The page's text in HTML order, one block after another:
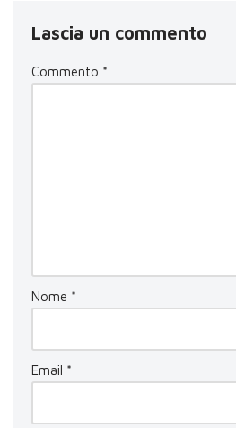
Lascia un commento
Commento *
Nome *
Email *